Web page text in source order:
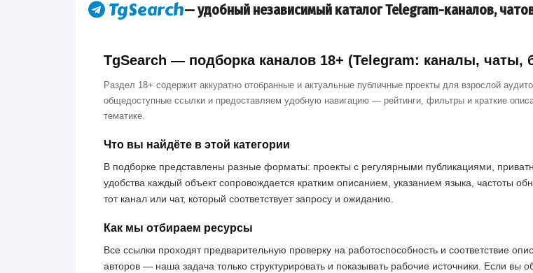
— удобный независимый каталог Telegram-каналов,
TgSearch — подборка каналов 18+ (Telegram: каналы, чаты,
Раздел 18+ содержит аккуратно отобранные и актуальные публичные проекты для взрослой
общедоступные ссылки и предоставляем удобную навигацию — рейтинги, фильтры и краткие
тематике.
Что вы найдёте в этой категории
В подборке представлены разные форматы: проекты с регулярными публикациями,
удобства каждый объект сопровождается кратким описанием, указанием языка, частоты
тот канал или чат, который соответствует запросу и ожиданию.
Как мы отбираем ресурсы
Все ссылки проходят предварительную проверку на работоспособность и соответствие
авторов — наша задача только структурировать и показывать рабочие источники. Если